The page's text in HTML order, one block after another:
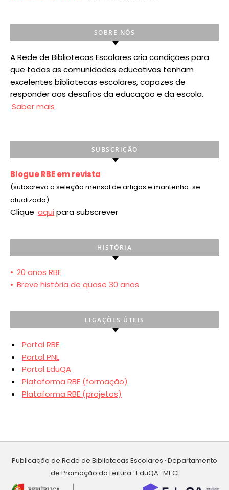
SOBRE NÓS
A Rede de Bibliotecas Escolares cria condições para
que todas as comunidades educativas tenham
excelentes bibliotecas escolares, capazes de
responder aos desafios da educação e da escola.
Saber mais
SUBSCRIÇÃO
Blogue RBE em revista
(subscreva a seleção mensal de artigos e mantenha-se
atualizado)
Clique aqui para subscrever
HISTÓRIA
• 20 anos RBE
• Breve história de quase 30 anos
LIGAÇÕES ÚTEIS
Portal RBE
Portal PNL
Portal EduQA
Plataforma RBE (formação)
Plataforma RBE (projetos)
Publicação de Rede de Bibliotecas Escolares · Departamento
de Promoção da Leitura · EduQA · MECI